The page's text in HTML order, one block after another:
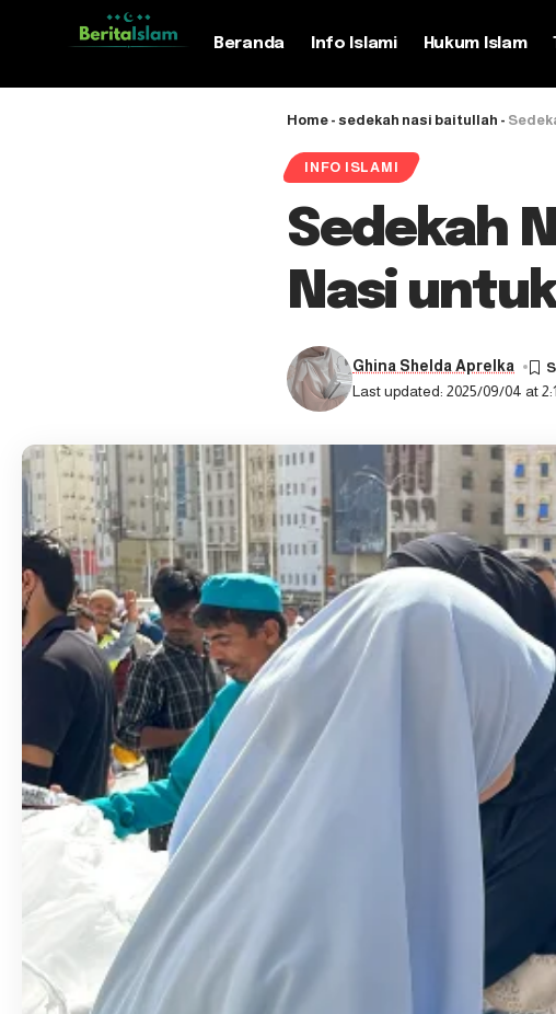
Beranda Info Islami Hukum Islam
Home - sedekah nasi baitullah -
INFO ISLAMI
Sedekah
Nasi
Last updated: 2025/09/04 at
Ghina Shelda Aprelka